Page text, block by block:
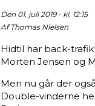
Den 01. juli 2019 - kl. 12:15
AfThomas Nielsen
Hidtil har back-
Morten Jensen og
Men nu går der
Double-vinderne